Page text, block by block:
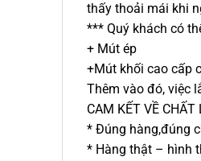
thấy thoải mái khi
*** Quý khách có
+ Mút ép
+Mút khối cao cấp
Thêm vào đó, việc
CAM KẾT VỀ CHẤT
* Đúng hàng,đúng
* Hàng thật – hình